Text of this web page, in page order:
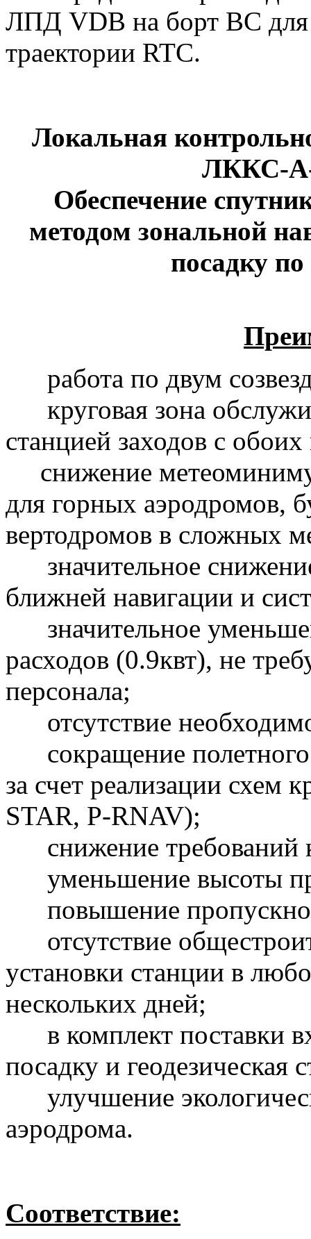
ЛПД VDB на борт ВС для
траектории RTC.
Локальная
ЛККС-
Обеспечение
методом зональной
посадку
работа по двум
круговая зона
станцией заходов с
снижение
для горных аэродромов,
вертодромов в сложных
значительное
ближней навигации и
значительное
расходов (0.9квт), не
персонала;
отсутствие
сокращение полетного
за счет реализации схем
STAR, P-RNAV);
снижение требований
уменьшение высоты
повышение
отсутствие
установки станции в
нескольких дней;
в комплект поставки
посадку и геодезическая
улучшение
аэродрома.
Соответствие: